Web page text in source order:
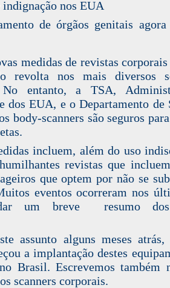
de órgãos genitais
medidas de revistas
revolta nos mais diversos
No entanto, aTSA,
dos EUA, e o Departamento de
body-scanners são seguros
incluem, além do uso
revistas que
que optem por não se
eventos ocorreram nos
um breve resumo
assunto alguns meses atrás,
a implantação destes
Brasil. Escrevemos também
scanners corporais.